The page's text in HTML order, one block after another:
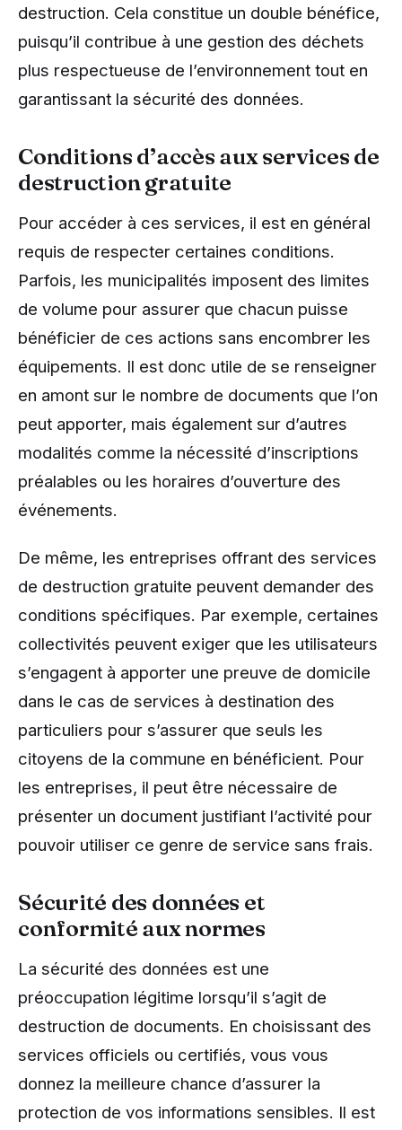
destruction. Cela constitue un double bénéfice,
puisqu’il contribue à une gestion des déchets
plus respectueuse de l’environnement tout en
garantissant la sécurité des données.
Conditions d’accès aux services de
destruction gratuite
Pour accéder à ces services, il est en général
requis de respecter certaines conditions.
Parfois, les municipalités imposent des limites
de volume pour assurer que chacun puisse
bénéficier de ces actions sans encombrer les
équipements. Il est donc utile de se renseigner
en amont sur le nombre de documents que l’on
peut apporter, mais également sur d’autres
modalités comme la nécessité d’inscriptions
préalables ou les horaires d’ouverture des
événements.
De même, les entreprises offrant des services
de destruction gratuite peuvent demander des
conditions spécifiques. Par exemple, certaines
collectivités peuvent exiger que les utilisateurs
s’engagent à apporter une preuve de domicile
dans le cas de services à destination des
particuliers pour s’assurer que seuls les
citoyens de la commune en bénéficient. Pour
les entreprises, il peut être nécessaire de
présenter un document justifiant l’activité pour
pouvoir utiliser ce genre de service sans frais.
Sécurité des données et
conformité aux normes
La sécurité des données est une
préoccupation légitime lorsqu’il s’agit de
destruction de documents. En choisissant des
services officiels ou certifiés, vous vous
donnez la meilleure chance d’assurer la
protection de vos informations sensibles. Il est